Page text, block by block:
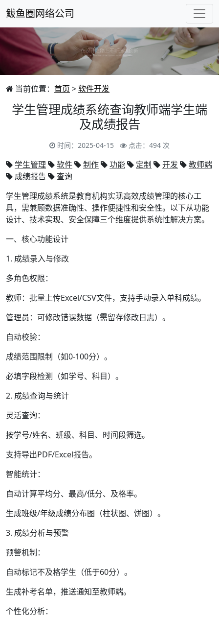
鲅鱼圈网络公司
当前位置： 首页 >软件开发
学生管理成绩系统查询教师端学生端
及成绩报告
时间：2025-04-15 点击：494 次
学生管理 软件 制作 功能 定制 开发
教师端
成绩报告
查询
学生管理成绩系统是教育机构实现高效成绩管理的核心工
具，需兼顾数据准确性、操作便捷性和安全性。以下从功能
设计、技术实现、安全保障三个维度提供系统性解决方案。
一、核心功能设计
1. 成绩录入与修改
多角色权限：
教师：批量上传Excel/CSV文件，支持手动录入单科成绩。
管理员：可修改错误数据（需留存修改日志）。
自动校验：
成绩范围限制（如0-100分）。
必填字段检测（如学号、科目）。
2. 成绩查询与统计
灵活查询：
按学号/姓名、班级、科目、时间段筛选。
支持导出PDF/Excel报告。
智能统计：
自动计算平均分、最高/低分、及格率。
生成班级/年级成绩分布图（柱状图、饼图）。
3. 成绩分析与预警
预警机制：
自动标记不及格学生（低于60分）。
生成补考名单，推送通知至教师端。
个性化分析：